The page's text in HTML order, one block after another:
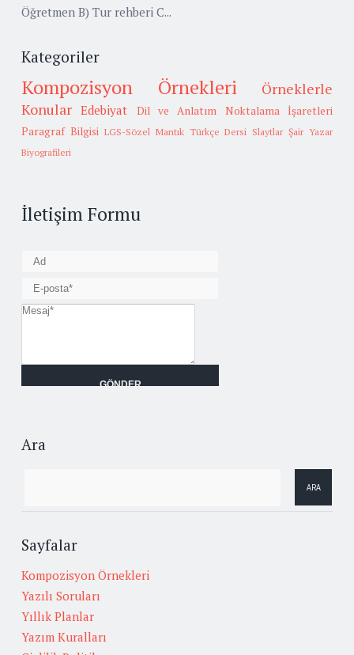
Öğretmen B) Tur rehberi C...
Kategoriler
Kompozisyon Örnekleri
Örneklerle
Konular Edebiyat Dil ve Anlatım
Noktalama İşaretleri
Paragraf Bilgisi LGS-Sözel Mantık Türkçe Dersi Slaytlar Şair Yazar
Biyografileri
İletişim Formu
Ara
Sayfalar
Kompozisyon Örnekleri
Yazılı Soruları
Yıllık Planlar
Yazım Kuralları